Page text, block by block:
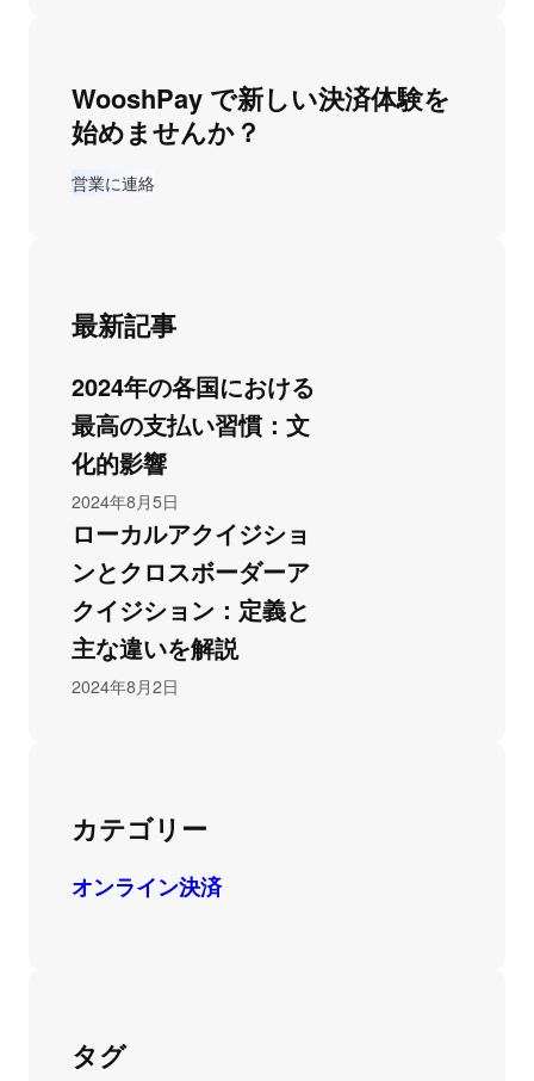
WooshPay で新しい決済体験を
始めませんか？
営業に連絡
最新記事
2024年の各国における
最高の支払い習慣：文
化的影響
2024年8月5日
ローカルアクイジショ
ンとクロスボーダーア
クイジション：定義と
主な違いを解説
2024年8月2日
カテゴリー
オンライン決済
タグ